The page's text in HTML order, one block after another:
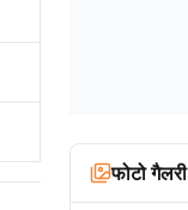
फोटो गैलरी